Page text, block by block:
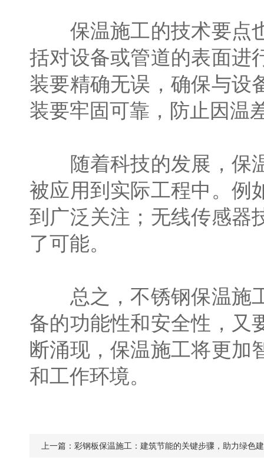
保温施工的技术要点也
括对设备或管道的表面进
装要精确无误，确保与设
装要牢固可靠，防止因温
随着科技的发展，保温
被应用到实际工程中。例
到广泛关注；无线传感器
了可能。
总之，不锈钢保温施工
备的功能性和安全性，又
断涌现，保温施工将更加
和工作环境。
上一篇： 彩钢板保温施工：建筑节能的关键步骤，助力绿色